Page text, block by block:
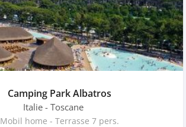
Camping Park Albatros
Italie - Toscane
Mobil home - Terrasse 7 pers.